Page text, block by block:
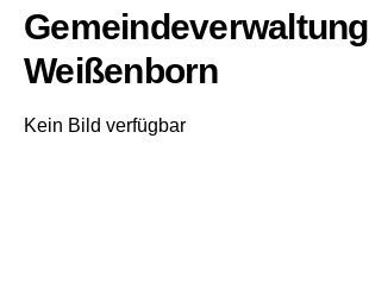
Gemeindeverwaltung
Weißenborn
Kein Bild verfügbar